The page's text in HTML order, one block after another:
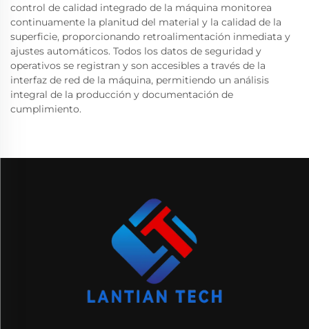
control de calidad integrado de la máquina monitorea
continuamente la planitud del material y la calidad de la
superficie, proporcionando retroalimentación inmediata y
ajustes automáticos. Todos los datos de seguridad y
operativos se registran y son accesibles a través de la
interfaz de red de la máquina, permitiendo un análisis
integral de la producción y documentación de
cumplimiento.